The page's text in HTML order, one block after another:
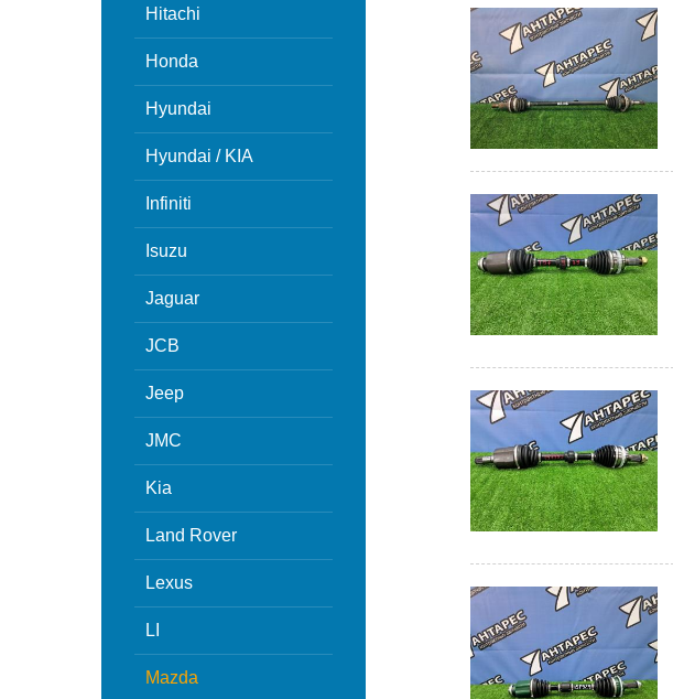
Hitachi
Honda
Hyundai
Hyundai / KIA
Infiniti
Isuzu
Jaguar
JCB
Jeep
JMC
Kia
Land Rover
Lexus
LI
Mazda